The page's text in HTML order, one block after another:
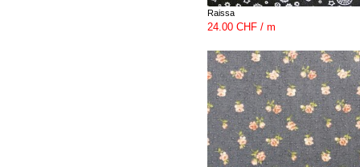
Raissa
24.00 CHF / m